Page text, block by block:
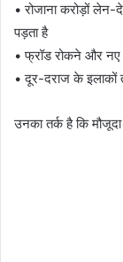
• रोजाना करोड़ों
पड़ता है
• फ्रॉड रोकने और नए
• दूर-दराज के इलाकों
उनका तर्क है कि